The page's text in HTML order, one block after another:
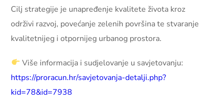
Cilj strategije je unapređenje kvalitete života kroz
održivi razvoj, povećanje zelenih površina te stvaranje
kvalitetnijeg i otpornijeg urbanog prostora.
Više informacija i sudjelovanje u savjetovanju:
https://proracun.hr/savjetovanja-detalji.php?
kid=78&id=7938